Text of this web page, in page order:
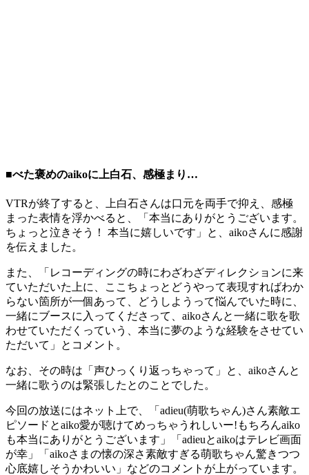
■べた褒めのaikoに上白石、感極まり…
VTRが終了すると、上白石さんは口元を両手で抑え、感極
まった表情を浮かべると、「本当にありがとうございます。
ちょっと泣きそう！ 本当に嬉しいです」と、aikoさんに感謝
を伝えました。
また、「レコーディングの時にわざわざディレクションに来
ていただいた上に、ここちょっとどうやって表現すればわか
らない箇所が一個あって、どうしようって悩んでいた時に、
一緒にブースに入ってくださって、aikoさんと一緒に歌を歌
わせていただくっていう、本当に夢のような経験をさせてい
ただいて」とコメント。
なお、その時は「声ひっくり返っちゃって」と、aikoさんと
一緒に歌うのは緊張したとのことでした。
今回の放送にはネット上で、「adieu(萌歌ちゃん)さん︎素敵エ
ピソードとaiko愛が聴けてめっちゃうれしいー!もちろんaiko
も︎本当にありがとうございます」「adieuとaikoはテレビ画面
が幸」「aikoさまの懐の深さ素敵すぎる萌歌ちゃん驚きつつ
心底嬉しそうかわいい」などのコメントが上がっています。